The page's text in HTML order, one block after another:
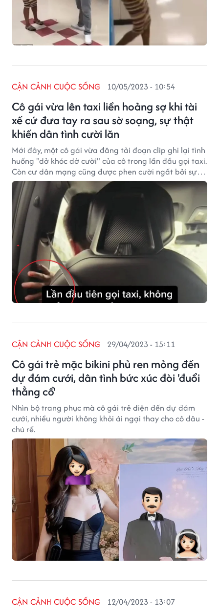
Cô gái vừa lên taxi liền hoảng sợ khi tài
xế cứ đưa tay ra sau sờ soạng, sự thật
khiến dân tình cười lăn
CẬN CẢNH CUỘC SỐNG 10/05/2023 - 10:54
Mới đây, một cô gái vừa đăng tải đoạn clip ghi lại tình
huống "dở khóc dở cười" của cô trong lần đầu gọi taxi.
Còn cư dân mạng cũng được phen cười ngất bởi sự
ngây thơ của cô gái này.
Cô gái trẻ mặc bikini phủ ren mỏng đến
dự đám cưới, dân tình bức xúc đòi 'đuổi
thẳng cổ'
CẬN CẢNH CUỘC SỐNG 29/04/2023 - 15:11
Nhìn bộ trang phục mà cô gái trẻ diện đến dự đám
cưới, nhiều người không khỏi ái ngại thay cho cô dâu -
chú rể.
CẬN CẢNH CUỘC SỐNG 12/04/2023 - 13:07